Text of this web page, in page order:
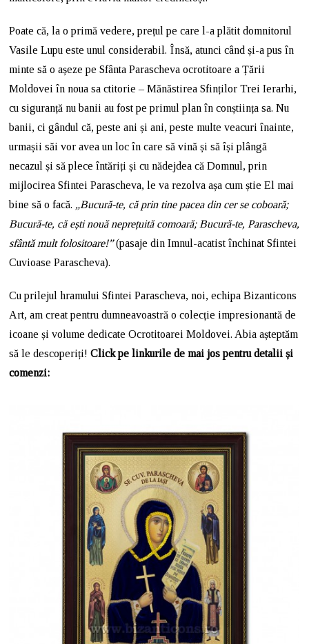
Poate că, la o primă vedere, prețul pe care l-a plătit domnitorul
Vasile Lupu este unul considerabil. Însă, atunci când și-a pus în
minte să o așeze pe Sfânta Parascheva ocrotitoare a Țării
Moldovei în noua sa ctitorie – Mănăstirea Sfinților Trei Ierarhi,
cu siguranță nu banii au fost pe primul plan în conștiința sa. Nu
banii, ci gândul că, peste ani și ani, peste multe veacuri înainte,
urmașii săi vor avea un loc în care să vină și să își plângă
necazul și să plece întăriți și cu nădejdea că Domnul, prin
mijlocirea Sfintei Parascheva, le va rezolva așa cum știe El mai
bine să o facă. „Bucură-te, că prin tine pacea din cer se coboară;
Bucură-te, că ești nouă neprețuită comoară; Bucură-te, Parascheva,
sfântă mult folositoare!”(pasaje din Imnul-acatist închinat Sfintei
Cuvioase Parascheva).
Cu prilejul hramului Sfintei Parascheva, noi, echipa Bizanticons
Art, am creat pentru dumneavoastră o colecție impresionantă de
icoane și volume dedicate Ocrotitoarei Moldovei. Abia așteptăm
să le descoperiți!Click pe linkurile de mai jos pentru detalii și
comenzi: